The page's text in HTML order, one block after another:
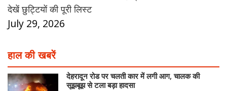
देखें छुट्टियों की पूरी लिस्ट
July 29, 2026
हाल की खबरें
देहरादून रोड पर चलती कार में लगी आग, चालक की
सूझबूझ से टला बड़ा हादसा